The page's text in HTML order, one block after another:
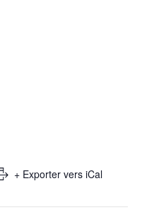
+ Exporter vers iCal